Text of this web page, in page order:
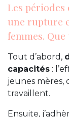
Les
une rupture
femmes.
Tout d’abord,
capacités :
jeunes
travaillent.
Ensuite,